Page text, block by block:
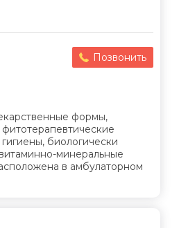
Позвонить
формы,
биологически
минеральные
в амбулаторном